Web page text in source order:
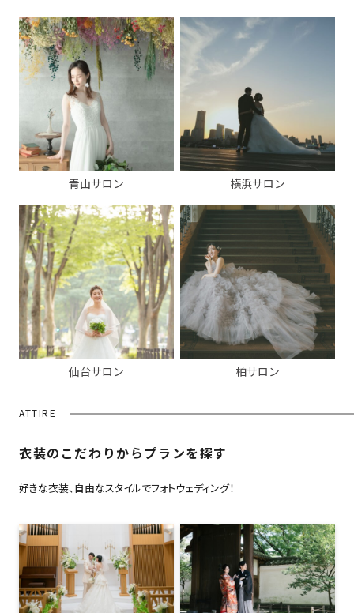
青山サロン 横浜サロン
仙台サロン 柏サロン
ATTIRE
衣装のこだわりからプランを探す
好きな衣装、自由なスタイルでフォトウェディング！